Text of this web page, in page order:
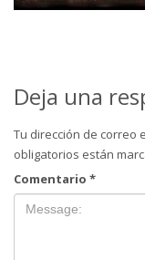
Deja una
Tu dirección de correo
obligatorios están
Comentario *